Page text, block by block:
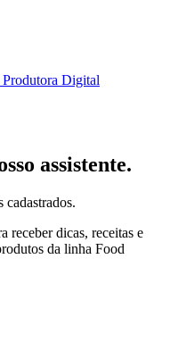
assistente.
cadastrados.
receber dicas, receitas e
da linha Food